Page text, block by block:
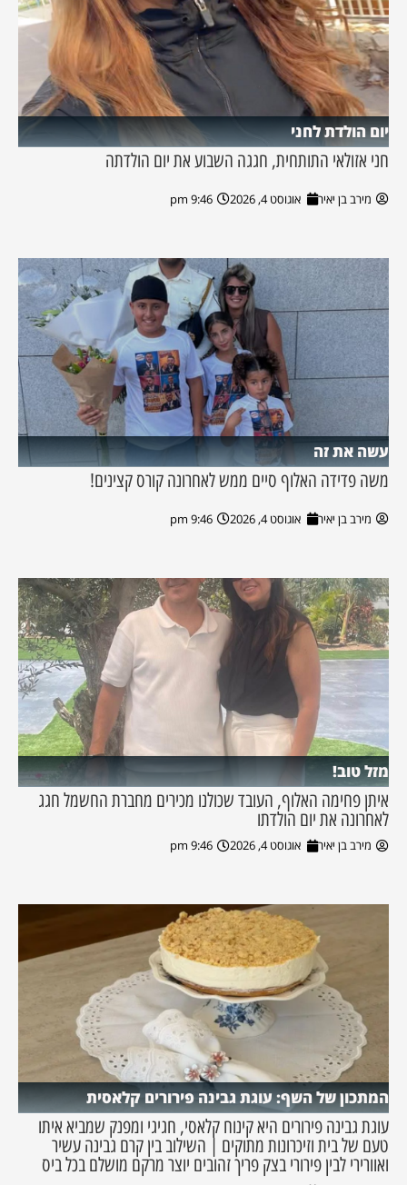
יום הולדת לחני
חני אזולאי התותחית, חגגה השבוע את יום הולדתה
מירב בן יאיר אוגוסט 4, 2026 9:46 pm
עשה את זה
משה פדידה האלוף סיים ממש לאחרונה קורס קצינים!
מירב בן יאיר אוגוסט 4, 2026 9:46 pm
מזל טוב!
איתן פחימה האלוף, העובד שכולנו מכירים מחברת החשמל חגג
לאחרונה את יום הולדתו
מירב בן יאיר אוגוסט 4, 2026 9:46 pm
המתכון של השף: עוגת גבינה פירורים קלאסית
עוגת גבינה פירורים היא קינוח קלאסי, חגיגי ומפנק שמביא איתו
טעם של בית וזיכרונות מתוקים | השילוב בין קרם גבינה עשיר
ואוורירי לבין פירורי בצק פריך זהובים יוצר מרקם מושלם בכל ביס